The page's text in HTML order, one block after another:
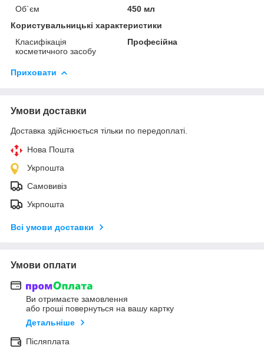
Об`єм
450 мл
Користувальницькі характеристики
Класифікація
косметичного засобу
Професійна
Приховати
Умови доставки
Доставка здійснюється тільки по передоплаті.
Нова Пошта
Укрпошта
Самовивіз
Укрпошта
Всі умови доставки
Умови оплати
Ви отримаєте замовлення
або гроші повернуться на вашу картку
Детальніше
Післяплата